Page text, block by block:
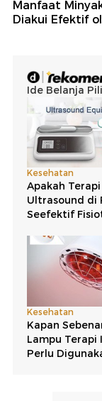
Manfaat
Diakui Efektif